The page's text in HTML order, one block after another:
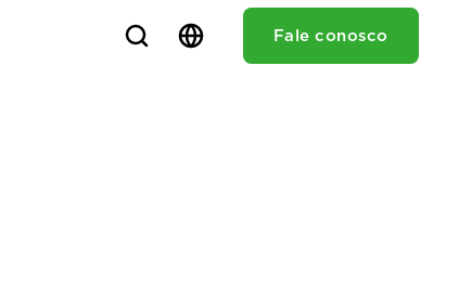
Fale conosco